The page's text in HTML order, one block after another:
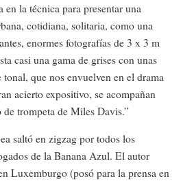
la técnica para presentar una
cotidiana, solitaria, como una
enormes fotografías de 3 x 3 m
casi una gama de grises con unas
tonal, que nos envuelven en el drama
acierto expositivo, se acompañan
trompeta de Miles Davis.”
saltó en zigzag por todos los
de la Banana Azul. El autor
Luxemburgo (posó para la prensa en